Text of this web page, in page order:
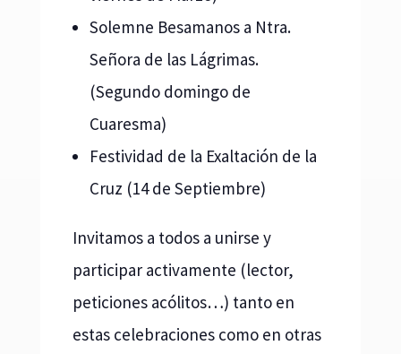
Solemne Besamanos a Ntra.
Señora de las Lágrimas.
(Segundo domingo de
Cuaresma)
Festividad de la Exaltación de la
Cruz (14 de Septiembre)
Invitamos a todos a unirse y
participar activamente (lector,
peticiones acólitos…) tanto en
estas celebraciones como en otras